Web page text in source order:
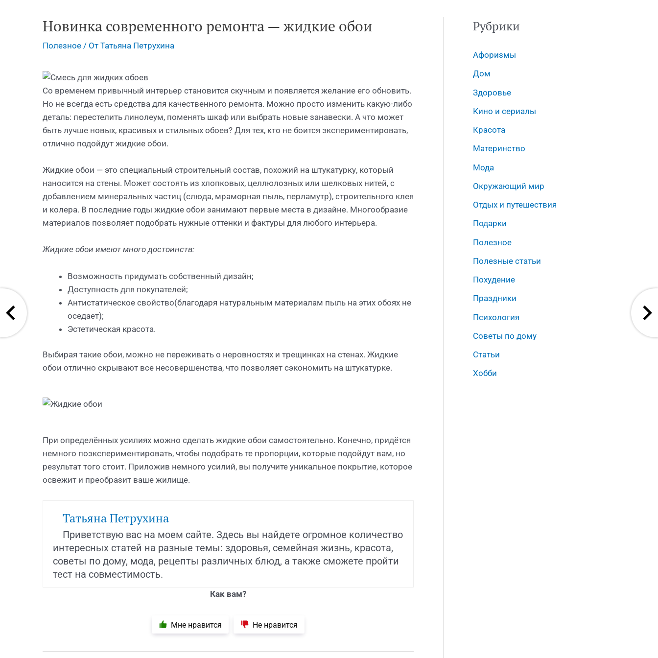
Новинка современного ремонта — жидкие обои
Полезное / От Татьяна Петрухина
Со временем привычный интерьер становится скучным и появляется желание его обновить.
Но не всегда есть средства для качественного ремонта. Можно просто изменить какую-либо
деталь: перестелить линолеум, поменять шкаф или выбрать новые занавески. А что может
быть лучше новых, красивых и стильных обоев? Для тех, кто не боится экспериментировать,
отлично подойдут жидкие обои.
Жидкие обои — это специальный строительный состав, похожий на штукатурку, который
наносится на стены. Может состоять из хлопковых, целлюлозных или шелковых нитей, с
добавлением минеральных частиц (слюда, мраморная пыль, перламутр), строительного клея
и колера. В последние годы жидкие обои занимают первые места в дизайне. Многообразие
материалов позволяет подобрать нужные оттенки и фактуры для любого интерьера.
Жидкие обои имеют много достоинств:
Возможность придумать собственный дизайн;
Доступность для покупателей;
Антистатическое свойство(благодаря натуральным материалам пыль на этих обоях не
оседает);
Эстетическая красота.
Выбирая такие обои, можно не переживать о неровностях и трещинках на стенах. Жидкие
обои отлично скрывают все несовершенства, что позволяет сэкономить на штукатурке.
При определённых усилиях можно сделать жидкие обои самостоятельно. Конечно, придётся
немного поэкспериментировать, чтобы подобрать те пропорции, которые подойдут вам, но
результат того стоит. Приложив немного усилий, вы получите уникальное покрытие, которое
освежит и преобразит ваше жилище.
Татьяна Петрухина
Приветствую вас на моем сайте. Здесь вы найдете огромное количество
интересных статей на разные темы: здоровья, семейная жизнь, красота,
советы по дому, мода, рецепты различных блюд, а также сможете пройти
тест на совместимость.
Как вам?
Мне нравится Не нравится
Рубрики
Афоризмы
Дом
Здоровье
Кино и сериалы
Красота
Материнство
Мода
Окружающий мир
Отдых и путешествия
Подарки
Полезное
Полезные статьи
Похудение
Праздники
Психология
Советы по дому
Статьи
Хобби